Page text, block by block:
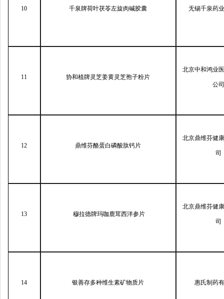
10 千泉牌荷叶茯苓左旋肉碱胶囊 无锡千泉药
11 协和植牌灵芝姜黄灵芝孢子粉片
北京中和鸿业
公
12 鼎维芬酪蛋白磷酸肽钙片
北京鼎维芬健
司
13 穆拉德牌玛咖鹿茸西洋参片
北京鼎维芬健
司
14 银善存多种维生素矿物质片 惠氏制药